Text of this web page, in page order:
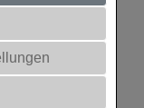
verbreitet